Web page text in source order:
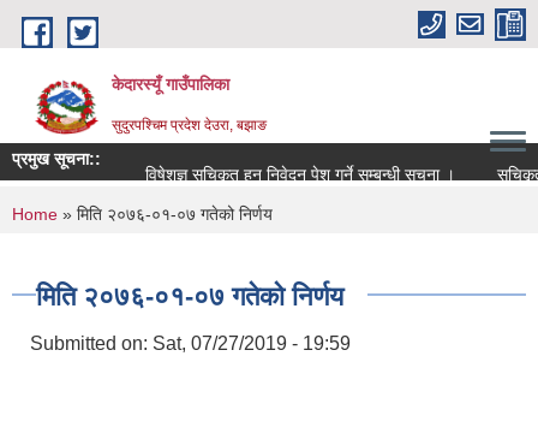
Skip to main content
केदारस्यूँ गाउँपालिका
सुदुरपश्चिम प्रदेश देउरा, बझाङ
प्रमुख सूचना::
विषेशज्ञ सूचिकृत हुन निवेदन पेश गर्ने सम्बन्धी सूचना ।
सूचिकृत
You are here
Home » मिति २०७६-०१-०७ गतेको निर्णय
मिति २०७६-०१-०७ गतेको निर्णय
Submitted on: Sat, 07/27/2019 - 19:59